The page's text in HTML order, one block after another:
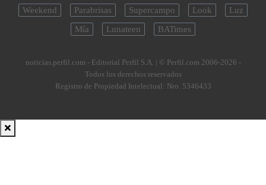
Weekend
Parabrisas Supercampo Look
Luz
Mía
Lunateen BATimes
noticias.perfil.com - Editorial Perfil S.A. | © Perfil.com 2006-2026 -
Todos los derechos reservados
Registro de Propiedad Intelectual: Nro. 5346433